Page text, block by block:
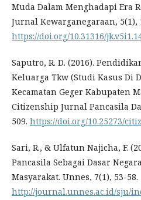
Muda Dalam Menghadapi Era
Jurnal Kewarganegaraan, 5(1),
https://doi.org/10.31316/
Saputro, R. D. (2016).
Keluarga Tkw (Studi Kasus Di
Kecamatan Geger Kabupaten
Citizenship Jurnal Pancasila
509. https://doi.org/10.25273/
Sari, R., & Ulfatun Najicha, F.
Pancasila Sebagai Dasar
Masyarakat. Unnes, 7(1), 53-58.
http://journal.unnes.ac.id/sju/